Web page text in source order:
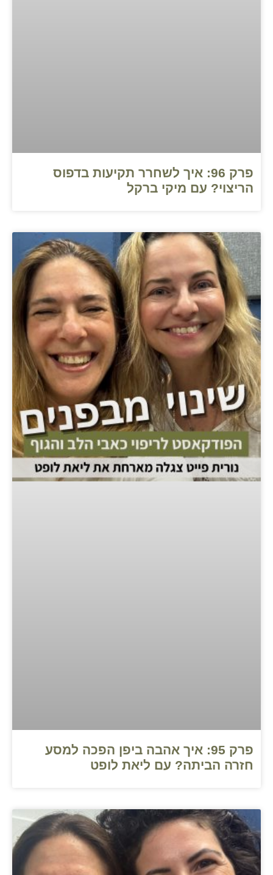
פרק 96: איך לשחרר תקיעות בדפוס
הריצוי? עם מיקי ברקל
פרק 95: איך אהבה ביפן הפכה למסע
חזרה הביתה? עם ליאת לופט